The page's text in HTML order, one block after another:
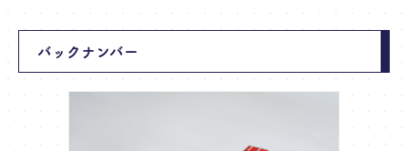
バックナンバー